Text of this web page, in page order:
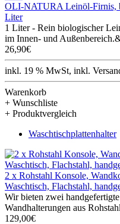
OLI-NATURA Leinöl-Firnis,
Liter
1 Liter - Rein biologischer
im Innen- und
26,90€
inkl. 19 % MwSt, inkl.
Warenkorb
+ Wunschliste
+ Produktvergleich
Waschtischplattenhalter
2 x Rohstahl Konsole,
Waschtisch, Flachstahl,
Wir bieten zwei
Wandhalterungen aus
129,00€